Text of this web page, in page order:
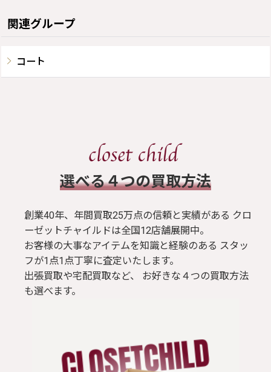
関連グループ
コート
​選べる４つの買取方法
創業40年、年間買取25万点の信頼と実績がある クロ
ーゼットチャイルドは全国12店舗展開中。
お客様の大事なアイテムを知識と経験のある スタッ
フが1点1点丁寧に査定いたします。
出張買取や宅配買取など、 お好きな４つの買取方法
も選べます。